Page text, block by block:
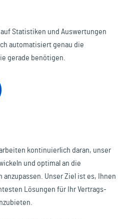
Statistiken und Auswertungen
automatisiert genau die
gerade benötigen.
kontinuierlich daran, unser
und optimal an die
Unser Ziel ist es, Ihnen
Lösungen für Ihr Vertrags-